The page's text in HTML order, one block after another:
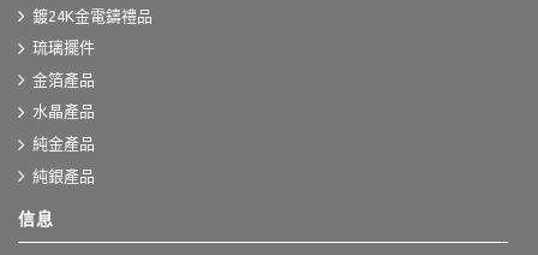
鍍24K金電鑄禮品
琉璃擺件
金箔產品
水晶產品
純金產品
純銀產品
信息